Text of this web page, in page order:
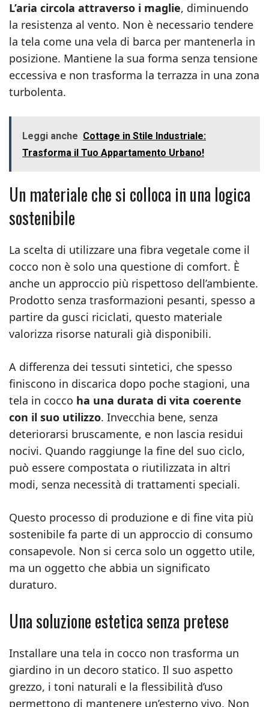
L’aria circola attraverso i maglie, diminuendo
la resistenza al vento. Non è necessario tendere
la tela come una vela di barca per mantenerla in
posizione. Mantiene la sua forma senza tensione
eccessiva e non trasforma la terrazza in una zona
turbolenta.
Leggi anche Cottage in Stile Industriale:
Trasforma il Tuo Appartamento Urbano!
Un materiale che si colloca in una logica
sostenibile
La scelta di utilizzare una fibra vegetale come il
cocco non è solo una questione di comfort. È
anche un approccio più rispettoso dell’ambiente.
Prodotto senza trasformazioni pesanti, spesso a
partire da gusci riciclati, questo materiale
valorizza risorse naturali già disponibili.
A differenza dei tessuti sintetici, che spesso
finiscono in discarica dopo poche stagioni, una
tela in cocco ha una durata di vita coerente
con il suo utilizzo. Invecchia bene, senza
deteriorarsi bruscamente, e non lascia residui
nocivi. Quando raggiunge la fine del suo ciclo,
può essere compostata o riutilizzata in altri
modi, senza necessità di trattamenti speciali.
Questo processo di produzione e di fine vita più
sostenibile fa parte di un approccio di consumo
consapevole. Non si cerca solo un oggetto utile,
ma un oggetto che abbia un significato
duraturo.
Una soluzione estetica senza pretese
Installare una tela in cocco non trasforma un
giardino in un decoro statico. Il suo aspetto
grezzo, i toni naturali e la flessibilità d’uso
permettono di mantenere un’esterno vivo. Non